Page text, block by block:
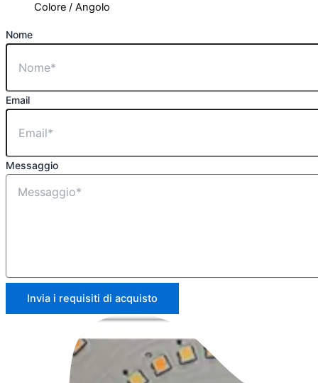
Colore / Angolo
Nome
Email
Messaggio
Invia i requisiti di acquisto